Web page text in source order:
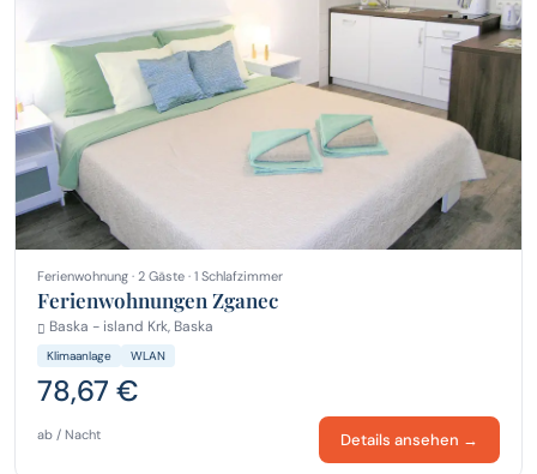
Ferienwohnung · 2 Gäste · 1 Schlafzimmer
Ferienwohnungen Zganec
Baska - island Krk, Baska
Klimaanlage WLAN
78,67 €
ab / Nacht Details ansehen →